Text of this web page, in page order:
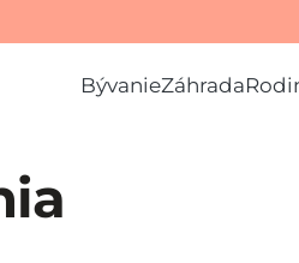
BývanieZáhrada